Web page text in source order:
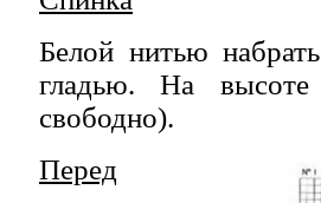
Белой нитью
гладью. На
свободно).
Перед